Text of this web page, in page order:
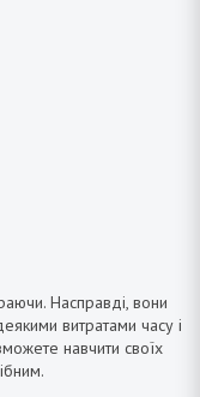
Насправді, вони
витратами часу і
навчити своїх